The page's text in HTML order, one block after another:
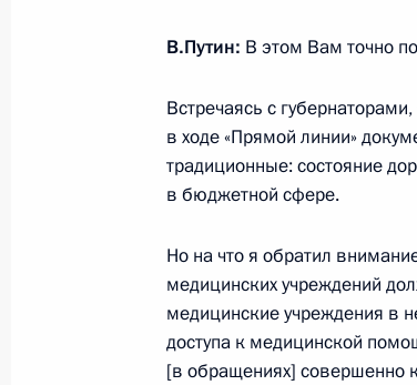
Указ о награждении
Отечеством» II степени
31 июля 2017 года, 11:20
Владимир Путин
31 июля 2017 года, 09:20
В.Путин: В этом Вам точно
Встречаясь с
в ходе «Прямой линии»
традиционные: состояние
в бюджетной сфере.
Но на что я обратил
медицинских учреждений
медицинские учреждения в
доступа к медицинской
[в обращениях] совершенно